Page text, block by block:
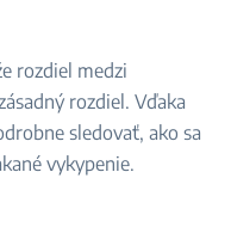
rozdiel medzi
rozdiel. Vďaka
sledovať, ako sa
vykypenie.